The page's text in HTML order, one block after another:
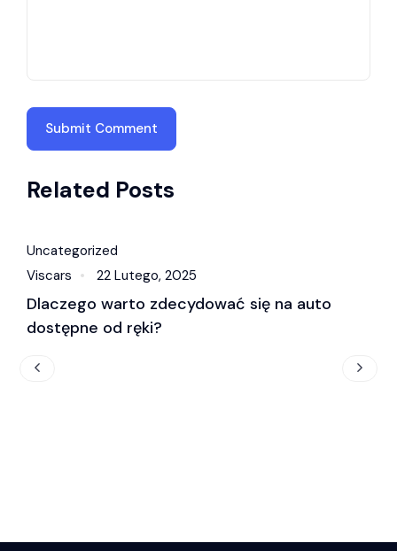
Related Posts
Uncategorized
Viscars
22 Lutego, 2025
Dlaczego warto zdecydować się na auto
dostępne od ręki?